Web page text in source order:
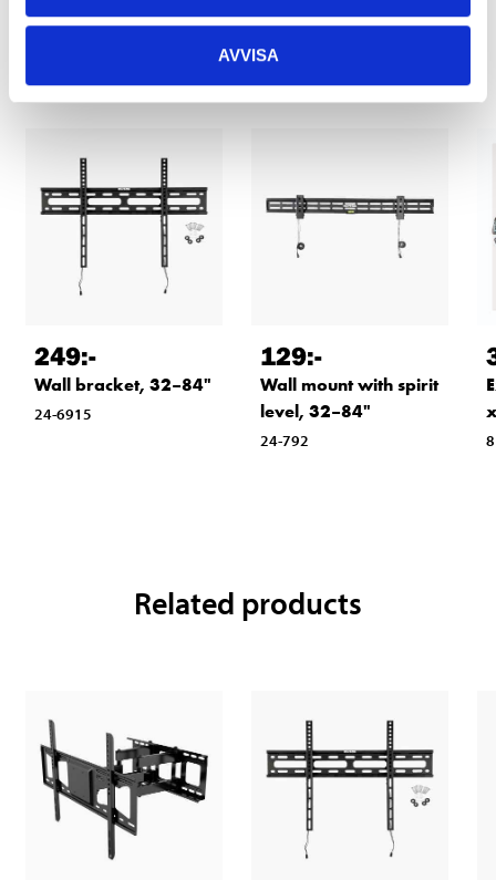
AVVISA
Other customers also bought
249:-
Wall bracket, 32–84"
24-6915
129:-
Wall mount with spirit
level, 32–84"
24-792
Related products